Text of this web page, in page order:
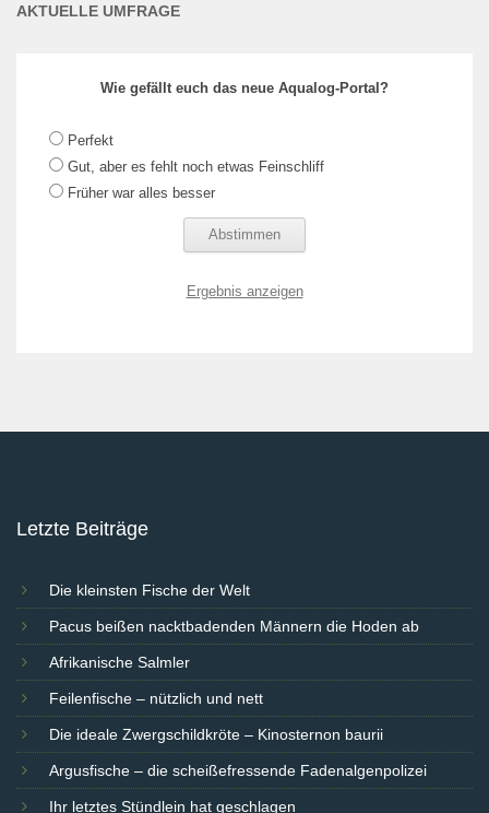
AKTUELLE UMFRAGE
Wie gefällt euch das neue Aqualog-Portal?
Perfekt
Gut, aber es fehlt noch etwas Feinschliff
Früher war alles besser
Ergebnis anzeigen
Letzte Beiträge
Die kleinsten Fische der Welt
Pacus beißen nacktbadenden Männern die Hoden ab
Afrikanische Salmler
Feilenfische – nützlich und nett
Die ideale Zwergschildkröte – Kinosternon baurii
Argusfische – die scheißefressende Fadenalgenpolizei
Ihr letztes Stündlein hat geschlagen